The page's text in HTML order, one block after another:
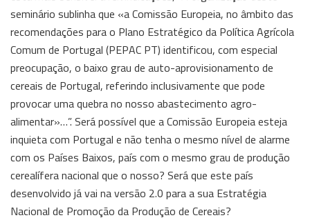
seminário sublinha que «a Comissão Europeia, no âmbito das
recomendações para o Plano Estratégico da Política Agrícola
Comum de Portugal (PEPAC PT) identificou, com especial
preocupação, o baixo grau de auto-aprovisionamento de
cereais de Portugal, referindo inclusivamente que pode
provocar uma quebra no nosso abastecimento agro-
alimentar»…”. Será possível que a Comissão Europeia esteja
inquieta com Portugal e não tenha o mesmo nível de alarme
com os Países Baixos, país com o mesmo grau de produção
cerealífera nacional que o nosso? Será que este país
desenvolvido já vai na versão 2.0 para a sua Estratégia
Nacional de Promoção da Produção de Cereais?